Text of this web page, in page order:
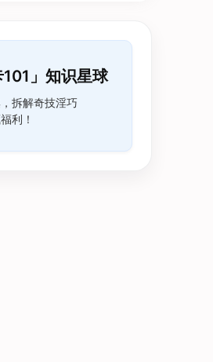
101」知识星球
拆解奇技淫巧
利！